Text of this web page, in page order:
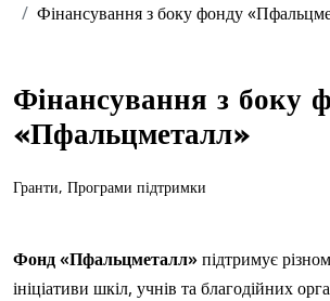
Фінансування з боку фонду
Фінансування з боку
«Пфальцметалл»
Гранти, Програми підтримки
Фонд «Пфальцметалл»підтримує
ініціативи шкіл, учнів та благодійних